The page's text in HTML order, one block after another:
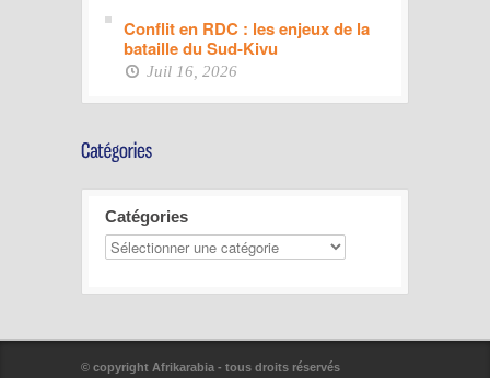
Conflit en RDC : les enjeux de la
bataille du Sud-Kivu
Juil 16, 2026
Catégories
© copyright Afrikarabia - tous droits réservés